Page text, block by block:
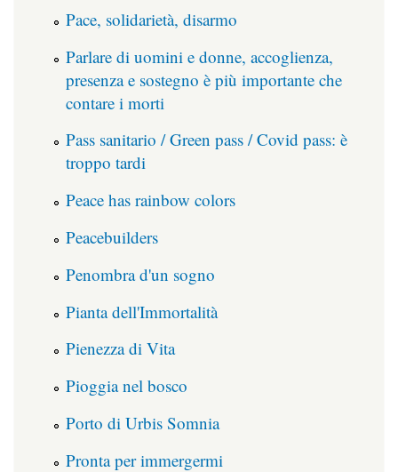
Pace, solidarietà, disarmo
Parlare di uomini e donne, accoglienza,
presenza e sostegno è più importante che
contare i morti
Pass sanitario / Green pass / Covid pass: è
troppo tardi
Peace has rainbow colors
Peacebuilders
Penombra d'un sogno
Pianta dell'Immortalità
Pienezza di Vita
Pioggia nel bosco
Porto di Urbis Somnia
Pronta per immergermi